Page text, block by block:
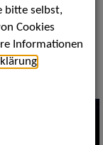
als PDF speichern
bitte selbst,
Cookies
Informationen